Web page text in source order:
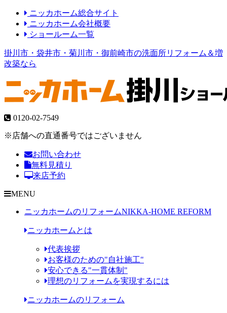
ニッカホーム総合サイト
ニッカホーム会社概要
ショールーム一覧
掛川市・袋井市・菊川市・御前崎市の洗面所リフォーム＆増
改築なら
0120-02-7549
※店舗への直通番号ではございません
お問い合わせ
無料見積り
来店予約
MENU
ニッカホームのリフォームNIKKA-HOME REFORM
ニッカホームとは
代表挨拶
お客様のための"自社施工"
安心できる"一貫体制"
理想のリフォームを実現するには
ニッカホームのリフォーム